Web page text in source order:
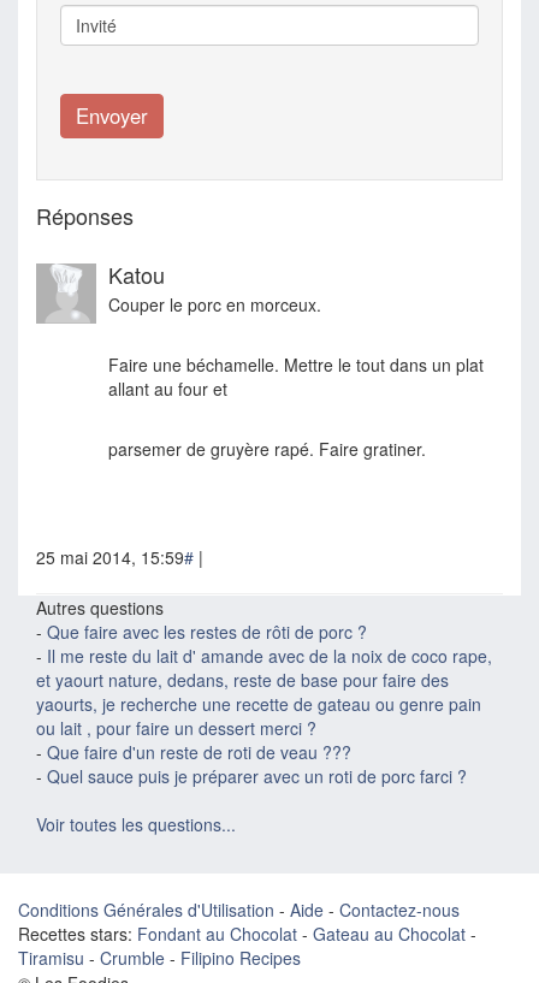
Réponses
Katou
Couper le porc en morceux.
Faire une béchamelle. Mettre le tout dans un plat
allant au four et
parsemer de gruyère rapé. Faire gratiner.
25 mai 2014, 15:59# |
Autres questions
- Que faire avec les restes de rôti de porc ?
- Il me reste du lait d' amande avec de la noix de coco rape,
et yaourt nature, dedans, reste de base pour faire des
yaourts, je recherche une recette de gateau ou genre pain
ou lait , pour faire un dessert merci ?
- Que faire d'un reste de roti de veau ???
- Quel sauce puis je préparer avec un roti de porc farci ?
Voir toutes les questions...
Conditions Générales d'Utilisation - Aide - Contactez-nous
Recettes stars: Fondant au Chocolat - Gateau au Chocolat -
Tiramisu - Crumble - Filipino Recipes